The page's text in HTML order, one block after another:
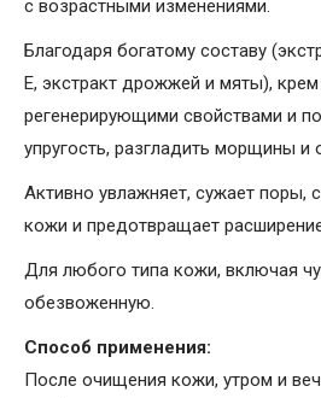
с возрастными изменениями.
Благодаря богатому составу
Е, экстракт дрожжей и мяты),
регенерирующими свойствами и
упругость, разгладить морщины и
Активно увлажняет, сужает поры,
кожи и предотвращает
Для любого типа кожи, включая
обезвоженную.
Способ применения:
После очищения кожи, утром и